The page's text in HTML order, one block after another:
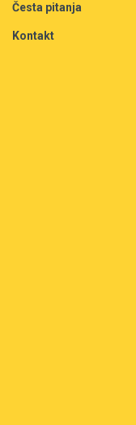
Česta pitanja
Kontakt